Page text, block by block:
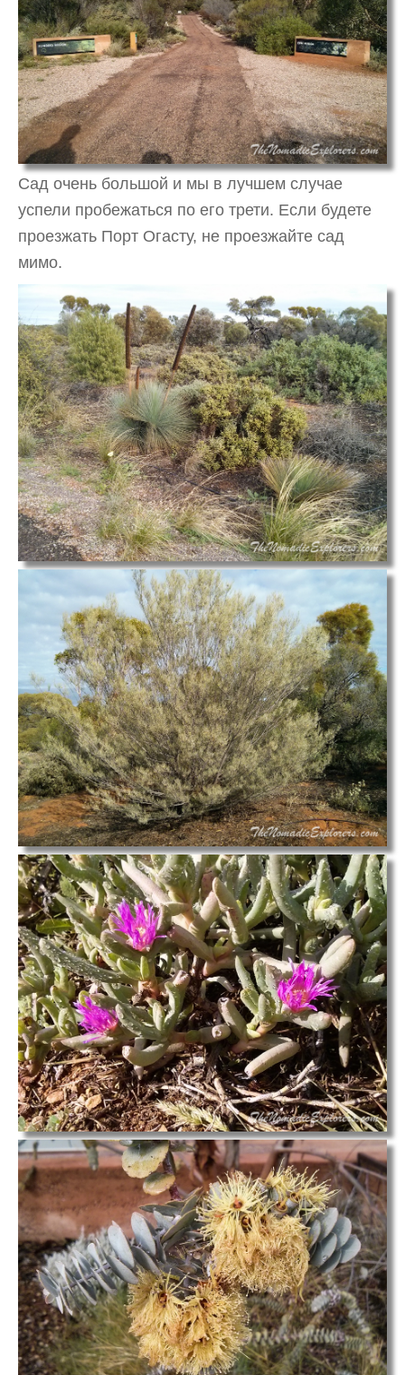
Сад очень большой и мы в лучшем случае
успели пробежаться по его трети. Если будете
проезжать Порт Огасту, не проезжайте сад
мимо.